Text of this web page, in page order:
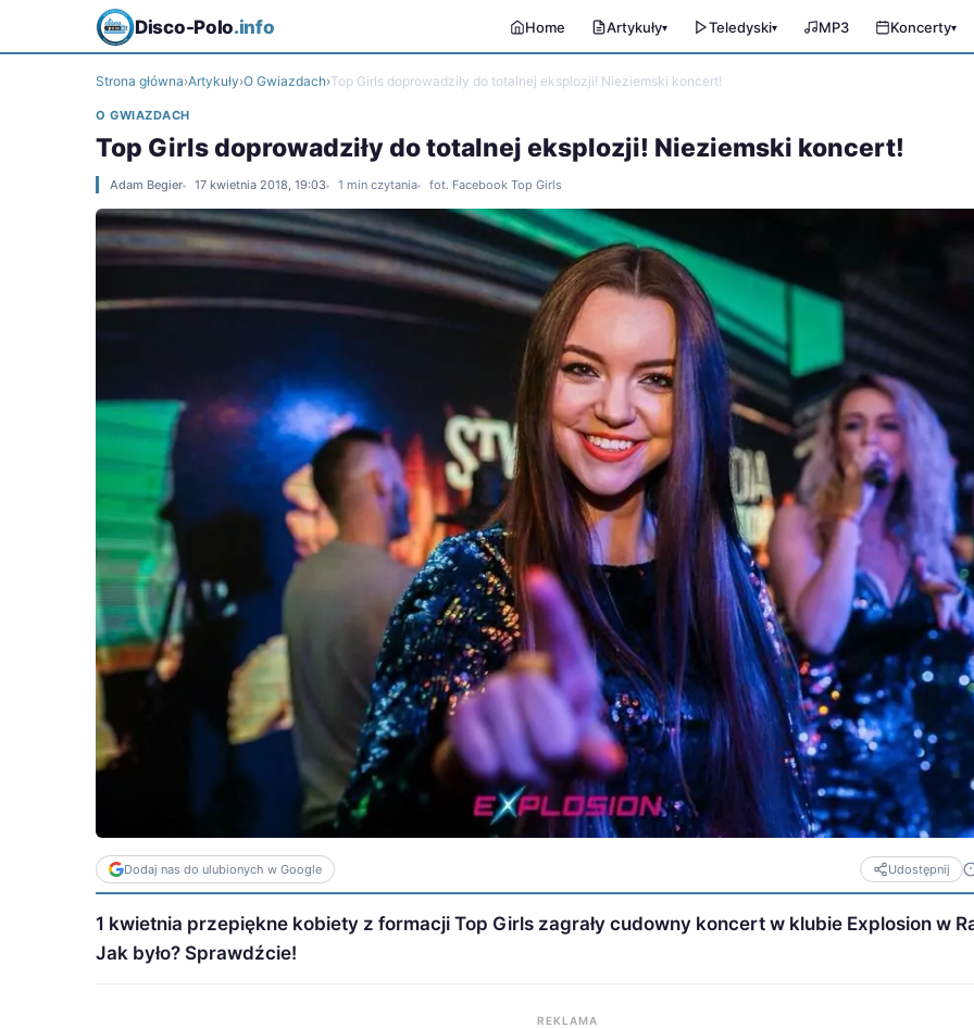
Disco-Polo.info Home Artykuły▾ Teledyski▾ MP3 Koncerty▾
Strona główna›Artykuły›O Gwiazdach›Top Girls doprowadziły do totalnej eksplozji! Nieziemski koncert!
O GWIAZDACH
Top Girls doprowadziły do totalnej eksplozji! Nieziemski koncert!
Adam Begier 17 kwietnia 2018, 19:03 1 min czytania fot. Facebook Top Girls
Dodaj nas do ulubionych w Google Udostępnij
1 kwietnia przepiękne kobiety z formacji Top Girls zagrały cudowny koncert w klubie Explosion w
Jak było? Sprawdźcie!
REKLAMA